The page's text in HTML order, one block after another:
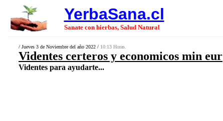
YerbaSana.cl
Sanate con hierbas, Salud Natural
/ Jueves 3 de Noviembre del año 2022 / 10:13 Horas.
Videntes certeros y economicos min eur
Videntes para ayudarte...